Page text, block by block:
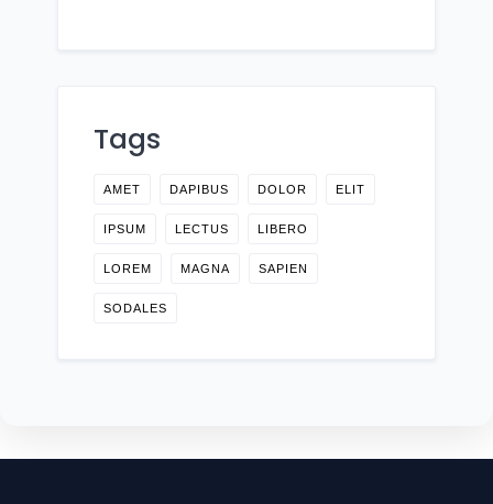
Tags
AMET DAPIBUS DOLOR ELIT
IPSUM LECTUS LIBERO
LOREM MAGNA SAPIEN
SODALES